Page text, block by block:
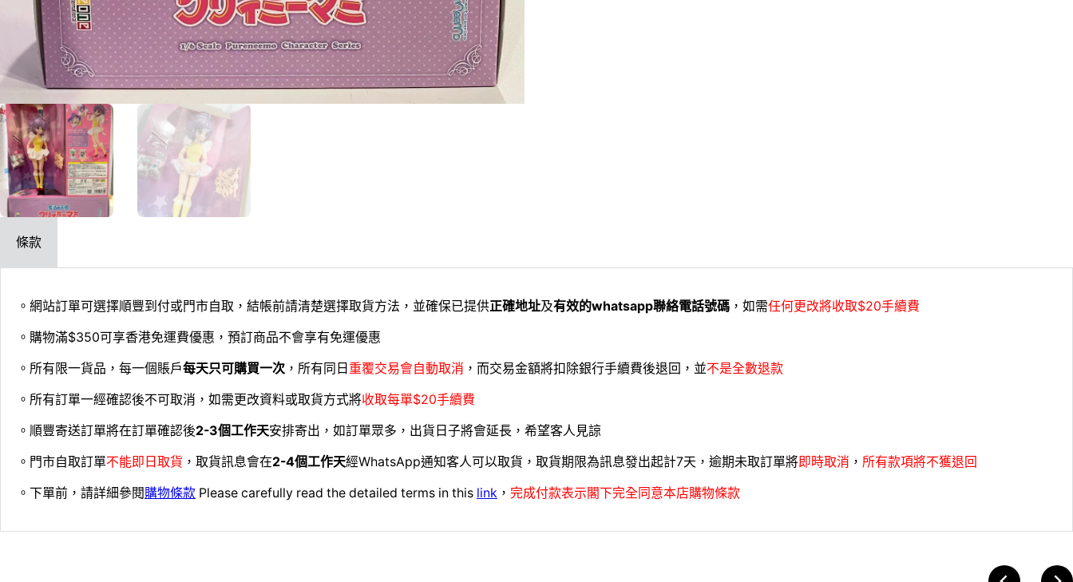
條款
。網站訂單可選擇順豐到付或門市自取，結帳前請清楚選擇取貨方法，並確保已提供正確地址及有效的whatsapp聯絡電話號碼 ，如需任何更改將收取$20手續費
。購物滿$350可享香港免運費優惠，預訂商品不會享有免運優惠
。所有限一貨品，每一個賬戶每天只可購買一次 ，所有同日 重覆交易會自動取消 ，而交易金額將扣除銀行手續費後退回，並不是全數退款
。所有訂單一經確認後不可取消，如需更改資料或取貨方式將收取每單$20手續費
。順豐寄送訂單將在訂單確認後2-3個工作天安排寄出，如訂單眾多，出貨日子將會延長，希望客人見諒
。門市自取訂單不能即日取貨 ，取貨訊息會在2-4個工作天經WhatsApp通知客人可以取貨，取貨期限為訊息發出起計7天，逾期未取訂單將即時取消 ， 所有款項將不獲退回
。下單前，請詳細參閱購物條款 Please carefully read the detailed terms in this link ， 完成付款表示閣下完全同意本店購物條款